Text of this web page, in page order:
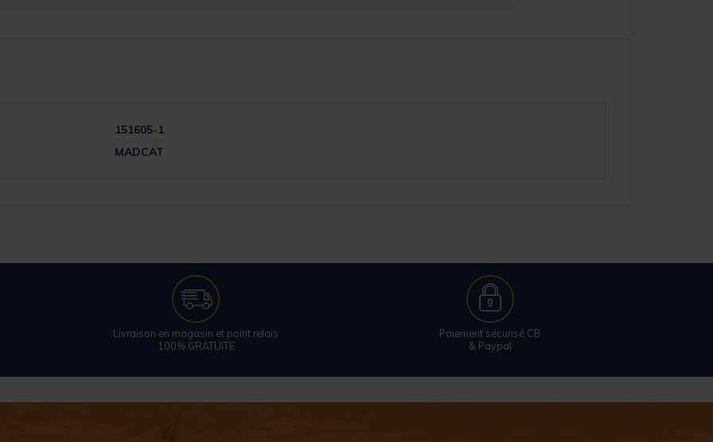
151605-1
MADCAT
Livraison en magasin et point relais
100% GRATUITE
Paiement sécurisé CB
& Paypal